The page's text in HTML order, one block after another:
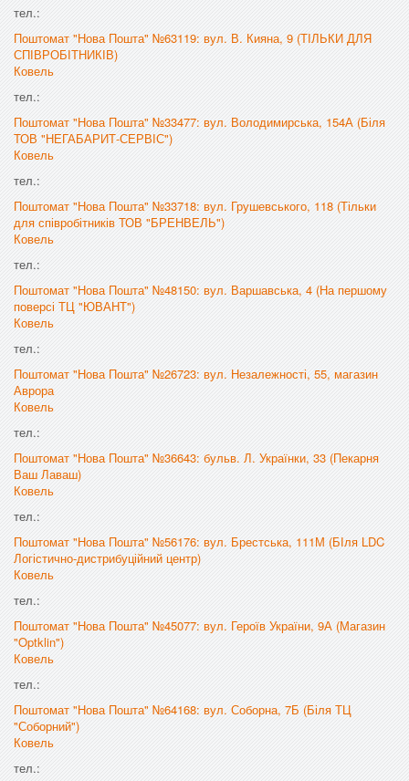
тел.:
Поштомат "Нова Пошта" №63119: вул. В. Кияна, 9 (ТІЛЬКИ ДЛЯ
СПІВРОБІТНИКІВ)
Ковель
тел.:
Поштомат "Нова Пошта" №33477: вул. Володимирська, 154А (Біля
ТОВ "НЕГАБАРИТ-СЕРВІС")
Ковель
тел.:
Поштомат "Нова Пошта" №33718: вул. Грушевського, 118 (Тільки
для співробітників ТОВ "БРЕНВЕЛЬ")
Ковель
тел.:
Поштомат "Нова Пошта" №48150: вул. Варшавська, 4 (На першому
поверсі ТЦ "ЮВАНТ")
Ковель
тел.:
Поштомат "Нова Пошта" №26723: вул. Незалежності, 55, магазин
Аврора
Ковель
тел.:
Поштомат "Нова Пошта" №36643: бульв. Л. Українки, 33 (Пекарня
Ваш Лаваш)
Ковель
тел.:
Поштомат "Нова Пошта" №56176: вул. Брестська, 111М (БІля LDC
Логістично-дистрибуційний центр)
Ковель
тел.:
Поштомат "Нова Пошта" №45077: вул. Героїв України, 9А (Магазин
"Optklin")
Ковель
тел.:
Поштомат "Нова Пошта" №64168: вул. Соборна, 7Б (Біля ТЦ
"Соборний")
Ковель
тел.: